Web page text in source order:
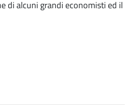
di alcuni grandi economisti ed il